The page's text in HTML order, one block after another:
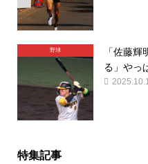
野球
「佐藤
る」やっ
特集記事